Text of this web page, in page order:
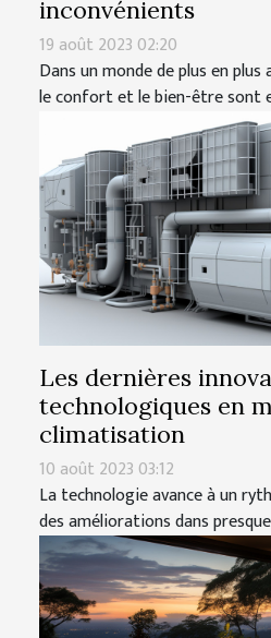
inconvénients
19 août 2023 02:20
Dans un monde de plus en
le confort et le bien-être sont
Les dernières
technologiques en
climatisation
10 août 2023 03:12
La technologie avance à un
des améliorations dans